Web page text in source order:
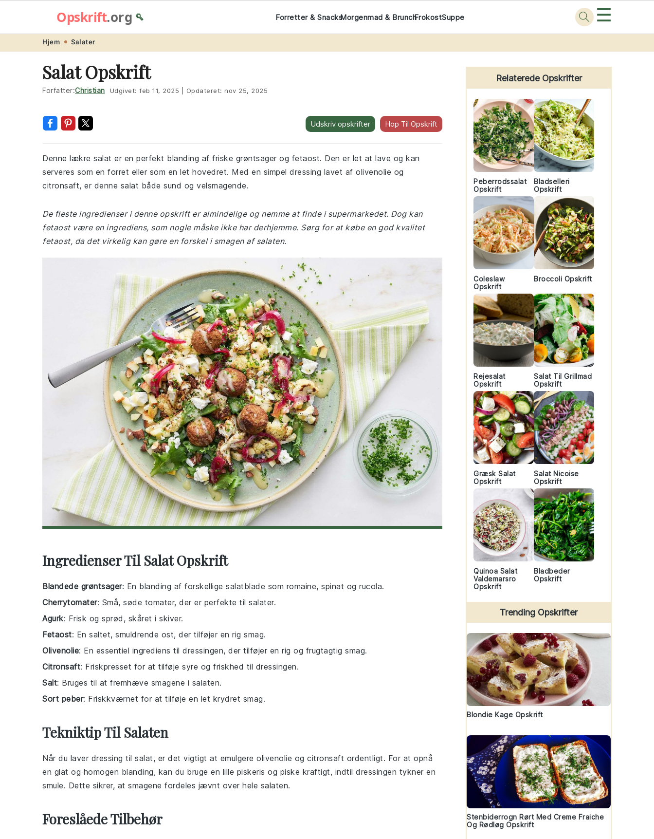
navigation
content
Opskrift.org🥄 Forretter & SnacksMorgenmad & BrunchFrokostSuppe ☰
Hjem Salater
Salat Opskrift
Forfatter:Christian Udgivet: feb 11, 2025 Opdateret: nov 25, 2025
Udskriv opskrifter Hop Til Opskrift
Denne lækre salat er en perfekt blanding af friske grøntsager og fetaost. Den er let at lave og kan
serveres som en forret eller som en let hovedret. Med en simpel dressing lavet af olivenolie og
citronsaft, er denne salat både sund og velsmagende.
De fleste ingredienser i denne opskrift er almindelige og nemme at finde i supermarkedet. Dog kan
fetaost være en ingrediens, som nogle måske ikke har derhjemme. Sørg for at købe en god kvalitet
fetaost, da det virkelig kan gøre en forskel i smagen af salaten.
Ingredienser Til Salat Opskrift
Blandede grøntsager: En blanding af forskellige salatblade som romaine, spinat og rucola.
Cherrytomater: Små, søde tomater, der er perfekte til salater.
Agurk: Frisk og sprød, skåret i skiver.
Fetaost: En saltet, smuldrende ost, der tilføjer en rig smag.
Olivenolie: En essentiel ingrediens til dressingen, der tilføjer en rig og frugtagtig smag.
Citronsaft: Friskpresset for at tilføje syre og friskhed til dressingen.
Salt: Bruges til at fremhæve smagene i salaten.
Sort peber: Friskkværnet for at tilføje en let krydret smag.
Tekniktip Til Salaten
Når du laver dressing til salat, er det vigtigt at emulgere olivenolie og citronsaft ordentligt. For at opnå
en glat og homogen blanding, kan du bruge en lille piskeris og piske kraftigt, indtil dressingen tykner en
smule. Dette sikrer, at smagene fordeles jævnt over hele salaten.
Foreslåede Tilbehør
Primary
Sidebar
Relaterede Opskrifter
Peberrodssalat
Opskrift
Bladselleri
Opskrift
Coleslaw
Opskrift
Broccoli Opskrift
Rejesalat
Opskrift
Salat Til Grillmad
Opskrift
Græsk Salat
Opskrift
Salat Nicoise
Opskrift
Quinoa Salat
Valdemarsro
Opskrift
Bladbeder
Opskrift
Trending Opskrifter
Blondie Kage Opskrift
Stenbiderrogn Rørt Med Creme Fraiche
Og Rødløg Opskrift